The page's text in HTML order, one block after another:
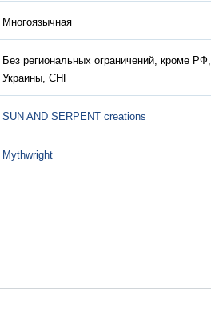
Многоязычная
Без региональных ограничений, кроме РФ,
Украины, СНГ
SUN AND SERPENT creations
Mythwright